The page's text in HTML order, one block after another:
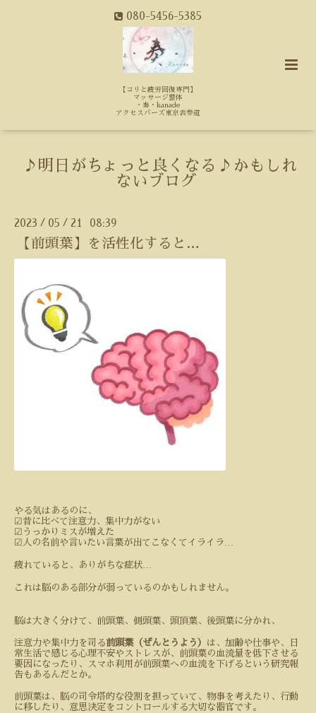
080-5456-5385
【コリと疲労回復専門】
マッサージ整体
・奏・kanade
アクセスバーズ東京表参道
♪明日がちょっと良くなる♪かもしれ
ないブログ
2023 / 05 / 21 08:39
【前頭葉】を活性化すると…
やる気はあるのに、
☑︎ 昔に比べて注意力、集中力がない
☑︎ うっかりミスが増えた
☑︎ 人の名前や言いたい言葉が出てこなくてイライラ…
疲れていると、ありがちな症状…
これは脳のある部分が弱っているのかもしれません。
脳は大きく分けて、前頭葉、側頭葉、頭頂葉、後頭葉に分かれ、
注意力や集中力を司る前頭葉（ぜんとうよう） は、加齢や仕事や、日
常生活で感じる心理不安やストレスが、前頭葉の血流量を低下させる
要因になったり、スマホ利用が前頭葉への血流を下げるという研究報
告もあるんだとか。
前頭葉は、脳の司令塔的な役割を担っていて、物事を考えたり、行動
に移したり、意思決定をコントロールする大切な器官です。